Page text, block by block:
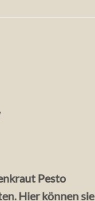
Pesto
Hier können sie